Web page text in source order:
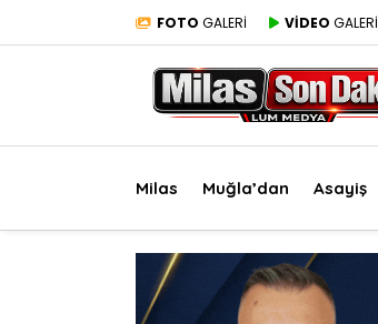
FOTO GALERİ VİDEO GALERİ
Milas Muğla’dan Asayiş